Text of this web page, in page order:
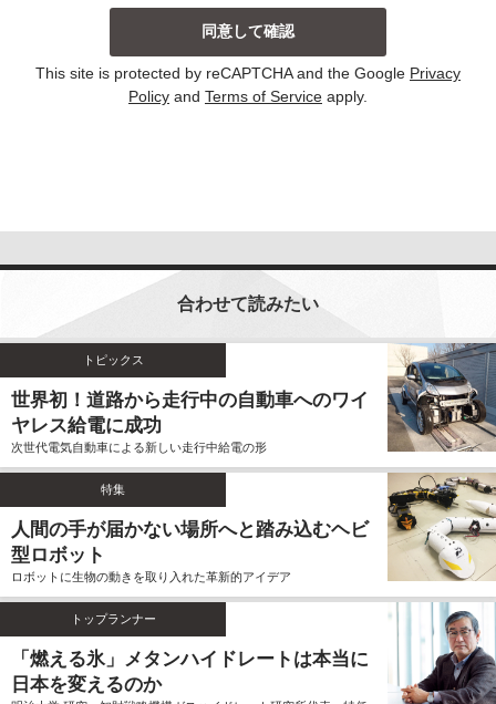
当社は、主に以下の場合にお客様から個人情報を収集
しております。収集した個人情報の利用目的について
は以下の通りです。その他、個別の利用目的がある場
合には、その都度明示しております。
るために、個人情報を利用する場合がございます。こ
の資料自体は、統計的な資料であり、個人を識別する
ことができる個人情報は含まれません。
てお客様から個人情報を収集することはいたしませ
ん。また、不正な手段により個人情報を収集すること
もいたしません。
お客様よりご提供いただきました個人情報は、法令の
定めのある場合を除いて、お客様の事前のご同意をい
ただくことなく、予め明示した利用目的以外に使用し
ません。
個人情報の利用、管理について
当社では、お客様よりご提供いただきました個人情報
を厳重に保管、管理し、個人情報の漏洩、滅失、毀損
を防止するため、必要かつ適切な安全管理措置を講じ
ます。
お客様よりご提供いただきました個人情報は、その利
用目的の達成に必要な範囲内において、正確かつ最新
の内容に保つよう努力するものとします。
This site is protected by reCAPTCHA and the Google Privacy
Policy and Terms of Service apply.
合わせて読みたい
トピックス
世界初！道路から走行中の自動車へのワイ
ヤレス給電に成功
次世代電気自動車による新しい走行中給電の形
特集
人間の手が届かない場所へと踏み込むヘビ
型ロボット
ロボットに生物の動きを取り入れた革新的アイデア
トップランナー
「燃える氷」メタンハイドレートは本当に
日本を変えるのか